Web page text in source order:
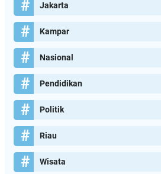
Jakarta
Kampar
Nasional
Pendidikan
Politik
Riau
Wisata